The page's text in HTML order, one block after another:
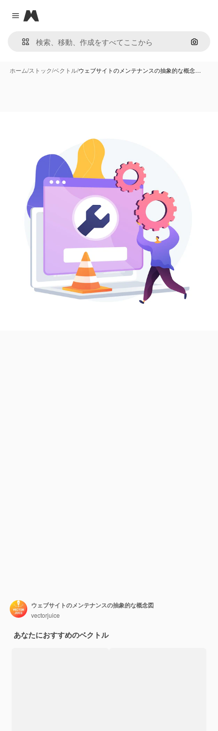
Close menu
Magnific
画像で
ホーム/ストック/ベクトル/ウェブサイトのメンテナンスの抽象的な概念…
ウェブサイトのメンテナンスの抽象的な概念図
vectorjuice
あなたにおすすめのベクトル